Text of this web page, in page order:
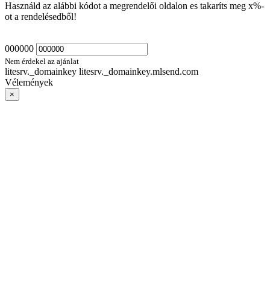
Használd az alábbi kódot a megrendelői oldalon es takaríts meg x%-
ot a rendelésedből!
000000
Nem érdekel az ajánlat
litesrv._domainkey litesrv._domainkey.mlsend.com
Vélemények
×